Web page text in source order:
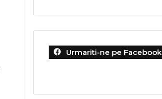
Urmariti-ne pe Facebook